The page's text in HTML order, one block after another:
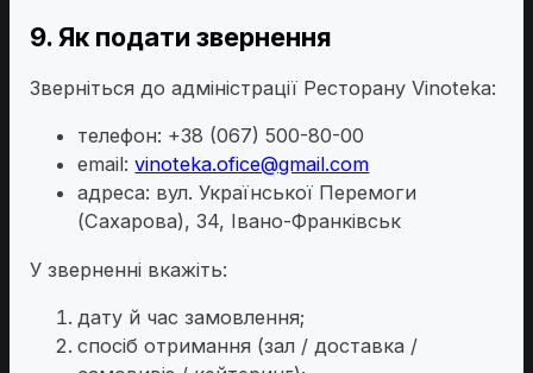
9. Як подати звернення
Зверніться до адміністрації Ресторану Vinoteka:
телефон: +38 (067) 500-80-00
email:vinoteka.ofice@gmail.com
адреса: вул. Української Перемоги
(Сахарова), 34, Івано-Франківськ
У зверненні вкажіть:
дату й час замовлення;
спосіб отримання (зал / доставка /